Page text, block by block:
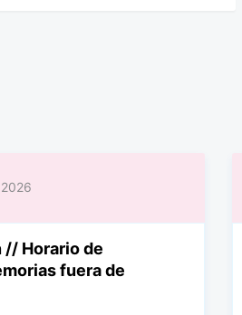
// Horario de
fuera de